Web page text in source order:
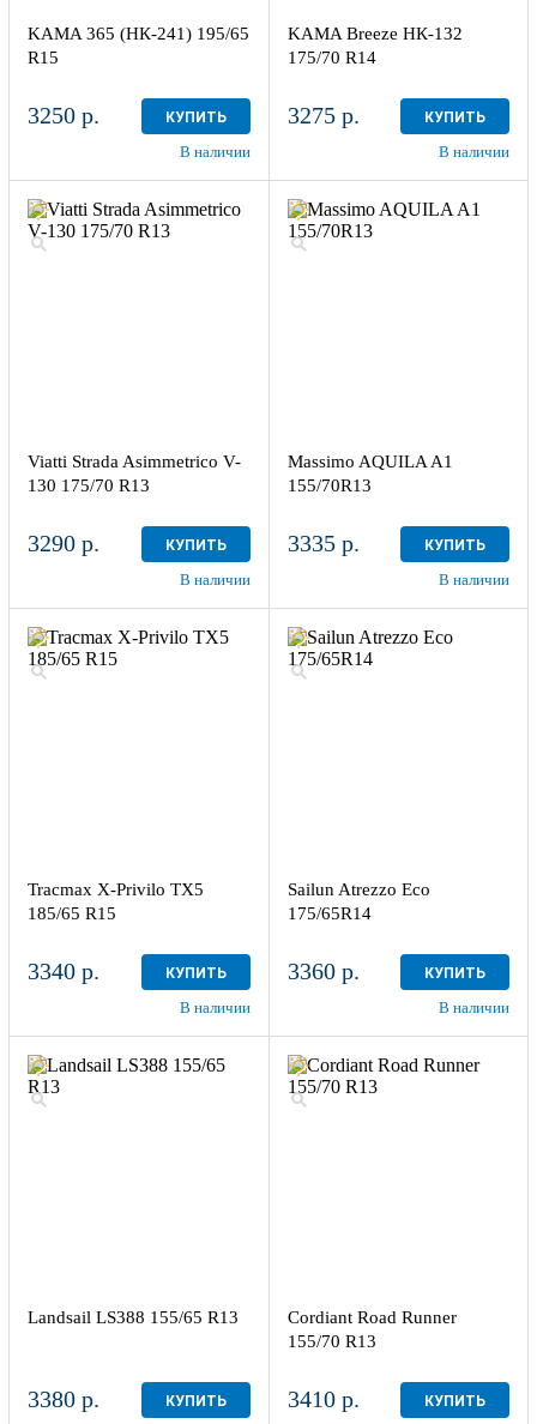
KAMA 365 (НК-241) 195/65
R15
3250 р. КУПИТЬ
В наличии
KAMA Breeze НК-132
175/70 R14
3275 р. КУПИТЬ
В наличии
Viatti Strada Asimmetrico V-
130 175/70 R13
3290 р. КУПИТЬ
В наличии
Massimo AQUILA A1
155/70R13
3335 р. КУПИТЬ
В наличии
Tracmax X-Privilo TX5
185/65 R15
3340 р. КУПИТЬ
В наличии
Sailun Atrezzo Eco
175/65R14
3360 р. КУПИТЬ
В наличии
Landsail LS388 155/65 R13
3380 р. КУПИТЬ
Cordiant Road Runner
155/70 R13
3410 р. КУПИТЬ